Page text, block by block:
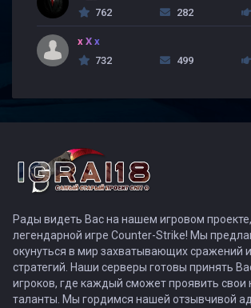
762
282
x X x
732
499
Рады видеть Вас на нашем игровом
легендарной игре Counter-Strike! Мы
окунуться в мир захватывающих сражений
стратегий. Наши серверы готовы принять
игроков, где каждый сможет проявить свои
таланты. Мы гордимся нашей отзывчивой